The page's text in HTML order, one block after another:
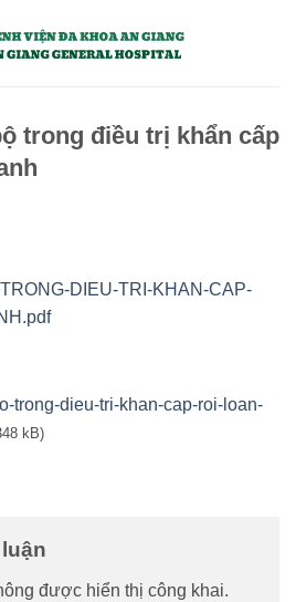
trong điều trị khẩn cấp
DIEU-TRI-KHAN-CAP-
trong-dieu-tri-khan-cap-roi-loan-
kB)
được hiển thị công khai.